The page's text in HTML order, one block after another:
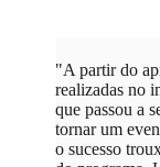
"A partir do
realizadas no
que passou a
tornar um
o sucesso